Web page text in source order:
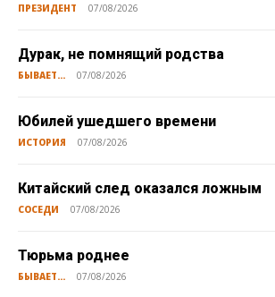
ПРЕЗИДЕНТ 07/08/2026
Дурак, не помнящий родства
БЫВАЕТ... 07/08/2026
Юбилей ушедшего времени
ИСТОРИЯ 07/08/2026
Китайский след оказался ложным
СОСЕДИ 07/08/2026
Тюрьма роднее
БЫВАЕТ... 07/08/2026